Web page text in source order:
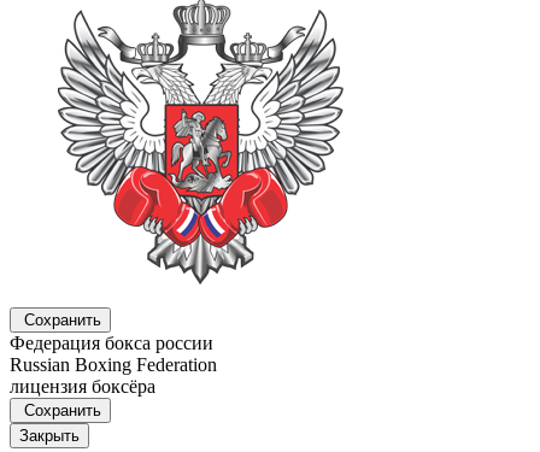
Сохранить
Федерация бокса россии
Russian Boxing Federation
лицензия боксёра
Сохранить
Закрыть